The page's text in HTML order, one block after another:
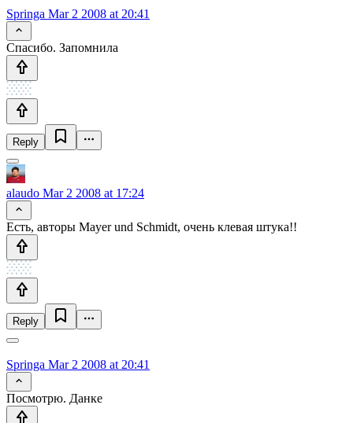
Springa Mar 2 2008 at 20:41
Спасибо. Запомнила
Reply
alaudo Mar 2 2008 at 17:24
Есть, авторы Mayer und Schmidt, очень клевая штука!!
Reply
Springa Mar 2 2008 at 20:41
Посмотрю. Данке